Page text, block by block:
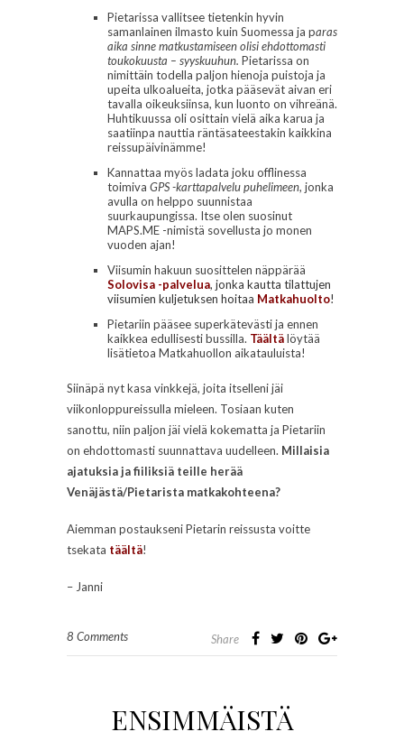
Pietarissa vallitsee tietenkin hyvin
samanlainen ilmasto kuin Suomessa ja paras
aika sinne matkustamiseen olisi ehdottomasti
toukokuusta – syyskuuhun. Pietarissa on
nimittäin todella paljon hienoja puistoja ja
upeita ulkoalueita, jotka pääsevät aivan eri
tavalla oikeuksiinsa, kun luonto on vihreänä.
Huhtikuussa oli osittain vielä aika karua ja
saatiinpa nauttia räntäsateestakin kaikkina
reissupäivinämme!
Kannattaa myös ladata joku offlinessa
toimiva GPS -karttapalvelu puhelimeen, jonka
avulla on helppo suunnistaa
suurkaupungissa. Itse olen suosinut
MAPS.ME -nimistä sovellusta jo monen
vuoden ajan!
Viisumin hakuun suosittelen näppärää
Solovisa -palvelua, jonka kautta tilattujen
viisumien kuljetuksen hoitaa Matkahuolto!
Pietariin pääsee superkätevästi ja ennen
kaikkea edullisesti bussilla. Täältälöytää
lisätietoa Matkahuollon aikatauluista!
Siinäpä nyt kasa vinkkejä, joita itselleni jäi
viikonloppureissulla mieleen. Tosiaan kuten
sanottu, niin paljon jäi vielä kokematta ja Pietariin
on ehdottomasti suunnattava uudelleen. Millaisia
ajatuksia ja fiiliksiä teille herää
Venäjästä/Pietarista matkakohteena?
Aiemman postaukseni Pietarin reissusta voitte
tsekata täältä!
– Janni
8 Comments Share
ENSIMMÄISTÄ